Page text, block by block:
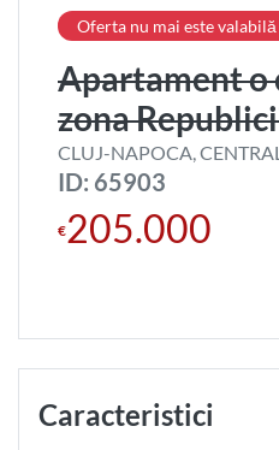
Oferta nu mai este valabilă
Apartament o
zona
CLUJ-NAPOCA,
ID: 65903
€205.000
Caracteristici